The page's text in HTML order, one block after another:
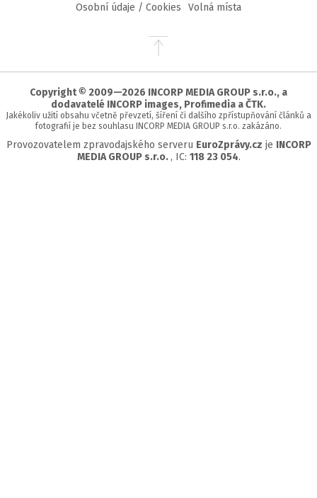
Osobní údaje / Cookies
Volná místa
Přejít
stránky
Copyright © 2009—2026 INCORP MEDIA GROUP s.r.o., a
dodavatelé INCORP images, Profimedia a ČTK.
Jakékoliv užití obsahu včetně převzetí, šíření či dalšího zpřístupňování článků a
fotografií je bez souhlasu INCORP MEDIA GROUP s.r.o. zakázáno.
Provozovatelem zpravodajského serveru EuroZprávy.cz je INCORP
MEDIA GROUP s.r.o. , IC: 118 23 054.